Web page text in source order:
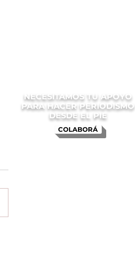
COLABORÁ
NECESITAMOS TU APOYO
PARA HACER PERIODISMO
DESDE EL PIE